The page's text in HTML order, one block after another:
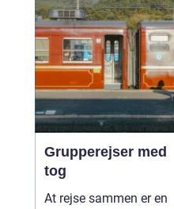
bruge et "Rail Pass
Japan". ...
Grupperejser med
tog
At rejse sammen er en